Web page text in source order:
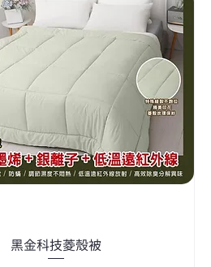
黑金科技菱殼被